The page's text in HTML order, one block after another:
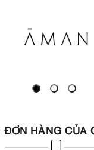
ĐƠN HÀNG CỦA